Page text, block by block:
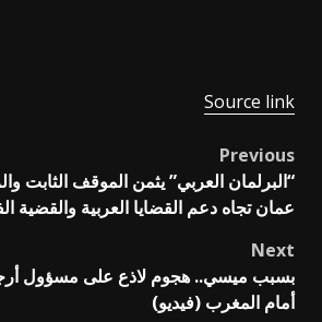
Source link
Post
navigation
Previous
“البرلمان العربي” يثمن الموقف الثابت
عمان تجاه دعم القضايا العربية والقضية
Next
بسبب ميسي.. هجوم لاذع على مسؤول
أمام المغرب (فيديو)